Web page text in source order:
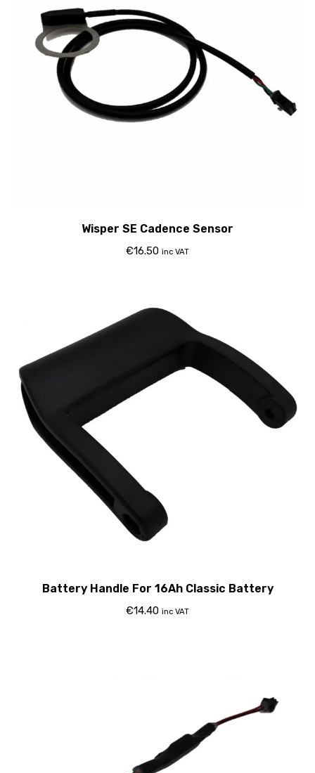
Wisper SE Cadence Sensor
€16.50 inc VAT
Battery Handle For 16Ah Classic Battery
€14.40 inc VAT